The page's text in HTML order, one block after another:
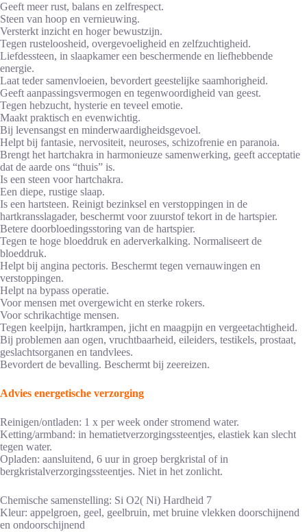
Geeft meer rust, balans en zelfrespect.
Steen van hoop en vernieuwing.
Versterkt inzicht en hoger bewustzijn.
Tegen rusteloosheid, overgevoeligheid en zelfzuchtigheid.
Liefdessteen, in slaapkamer een beschermende en liefhebbende
energie.
Laat teder samenvloeien, bevordert geestelijke saamhorigheid.
Geeft aanpassingsvermogen en tegenwoordigheid van geest.
Tegen hebzucht, hysterie en teveel emotie.
Maakt praktisch en evenwichtig.
Bij levensangst en minderwaardigheidsgevoel.
Helpt bij fantasie, nervositeit, neuroses, schizofrenie en paranoia.
Brengt het hartchakra in harmonieuze samenwerking, geeft acceptatie
dat de aarde ons “thuis” is.
Is een steen voor hartchakra.
Een diepe, rustige slaap.
Is een hartsteen. Reinigt bezinksel en verstoppingen in de
hartkransslagader, beschermt voor zuurstof tekort in de hartspier.
Betere doorbloedingsstoring van de hartspier.
Tegen te hoge bloeddruk en aderverkalking. Normaliseert de
bloeddruk.
Helpt bij angina pectoris. Beschermt tegen vernauwingen en
verstoppingen.
Helpt na bypass operatie.
Voor mensen met overgewicht en sterke rokers.
Voor schrikachtige mensen.
Tegen keelpijn, hartkrampen, jicht en maagpijn en vergeetachtigheid.
Bij problemen aan ogen, vruchtbaarheid, eileiders, testikels, prostaat,
geslachtsorganen en tandvlees.
Bevordert de bevalling. Beschermt bij zeereizen.
Advies energetische verzorging
Reinigen/ontladen: 1 x per week onder stromend water.
Ketting/armband: in hematietverzorgingssteentjes, elastiek kan slecht
tegen water.
Opladen: aansluitend, 6 uur in groep bergkristal of in
bergkristalverzorgingssteentjes. Niet in het zonlicht.
Chemische samenstelling: Si O2( Ni) Hardheid 7
Kleur: appelgroen, geel, geelbruin, met bruine vlekken doorschijnend
en ondoorschijnend